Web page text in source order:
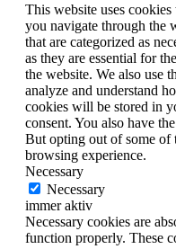
This website uses
you navigate through the
that are categorized as
as they are essential for
the website. We also use
analyze and understand
cookies will be stored in
consent. You also have
But opting out of some of
browsing experience.
Necessary
Necessary
immer aktiv
Necessary cookies are
function properly. These